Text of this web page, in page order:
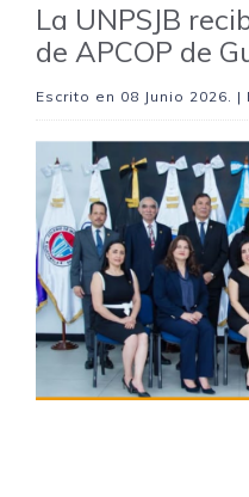
La UNPSJB
de APCOP de
Escrito en 08 Junio 2026. |